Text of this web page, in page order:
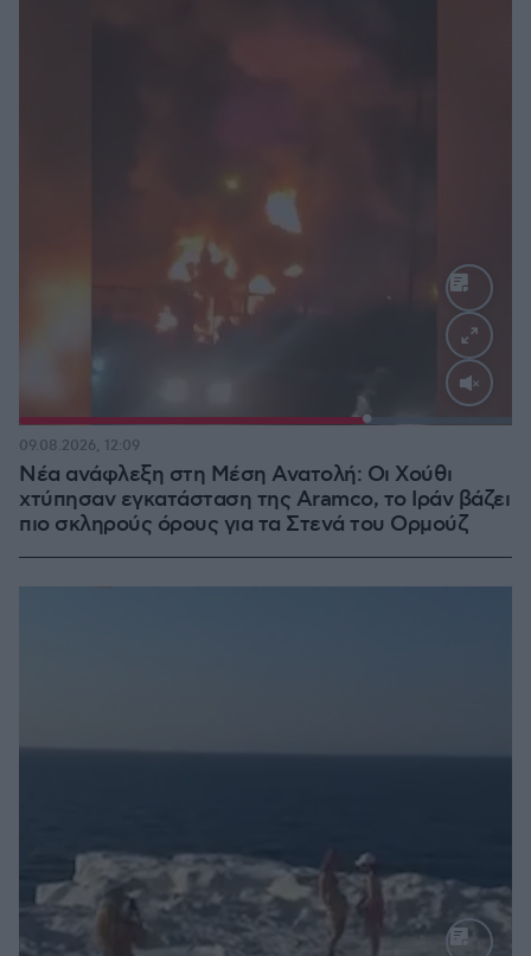
Loaded:
Νέα ανάφλεξη στη Μέση Ανατολή: Οι Χούθι
χτύπησαν εγκατάσταση της Aramco, το Ιράν βάζει
πιο σκληρούς όρους για τα Στενά του Ορμούζ
09.08.2026, 12:09